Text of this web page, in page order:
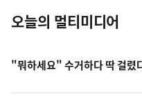
오늘의 멀티미디어
"뭐하세요" 수거하다 딱 걸렸